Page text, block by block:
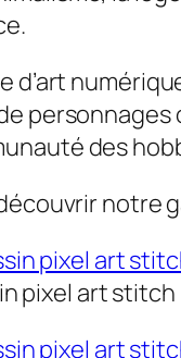
d’art
personnages
des
notre
pixel art stitch